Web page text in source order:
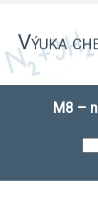
Výuka
M8 –